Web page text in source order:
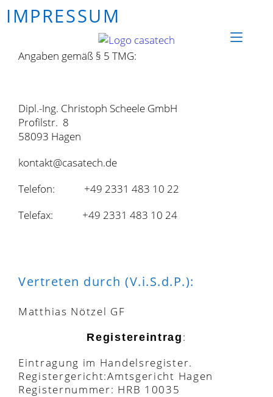
IMPRESSUM
Angaben gemäß § 5 TMG:
Dipl.-Ing. Christoph Scheele GmbH
Profilstr. 8
58093 Hagen
kontakt@casatech.de
Telefon: +49 2331 483 10 22
Telefax: +49 2331 483 10 24
Vertreten durch (V.i.S.d.P.):
Matthias Nötzel GF
Registereintrag :
Eintragung im Handelsregister.
Registergericht:Amtsgericht Hagen
Registernummer: HRB 10035